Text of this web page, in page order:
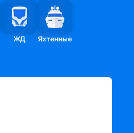
ЖД Яхтенные